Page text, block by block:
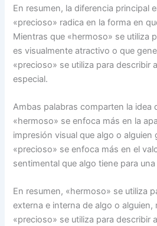
En resumen, la diferencia principal
«precioso» radica en la forma en
Mientras que «hermoso» se utiliza
es visualmente atractivo o que
«precioso» se utiliza para describir
especial.
Ambas palabras comparten la idea
«hermoso» se enfoca más en la
impresión visual que algo o alguien
«precioso» se enfoca más en el
sentimental que algo tiene para
En resumen, «hermoso» se utiliza
externa e interna de algo o alguien,
«precioso» se utiliza para describir